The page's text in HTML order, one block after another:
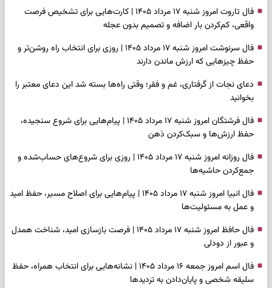
فال تاروت امروز شنبه ۱۷ مرداد ۱۴۰۵ | کارت‌هایی برای تشخیص فرصت
واقعی، کم‌کردن بار اضافه و تصمیم بدون عجله
فال سرنوشت امروز شنبه ۱۷ مرداد ۱۴۰۵ | روزی برای انتخاب راه روشن‌تر و
حفظ چیزهایی که ارزش ماندن دارند
دعای نجات از گرفتاری، غم و فقر؛ وقتی راه‌ها بسته شد این دعای معتبر را
بخوانید
فال فرشتگان امروز شنبه ۱۷ مرداد ۱۴۰۵ | پیام‌هایی برای شروع سنجیده،
حفظ ارزش‌ها و سبک‌کردن ذهن
فال روزانه امروز شنبه ۱۷ مرداد ۱۴۰۵ | روزی برای شروع‌های حساب‌شده و
جمع‌کردن حاشیه‌ها
فال انبیا امروز شنبه ۱۷ مرداد ۱۴۰۵ | پیام‌هایی برای اصلاح مسیر، حفظ امید
و عمل به مسئولیت‌ها
فال حافظ امروز شنبه ۱۷ مرداد ۱۴۰۵ | فرصت بازسازی امید، شناخت همدل
و عبور از دودلی
فال اسم امروز جمعه ۱۶ مرداد ۱۴۰۵ | نشانه‌هایی برای انتخاب همراه، حفظ
سلیقه شخصی و پایان‌دادن به تردیدها